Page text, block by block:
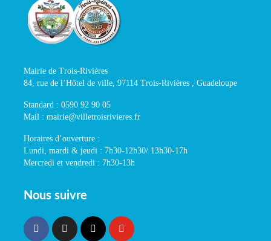
du certificat de radiation
91 03
École Primaire de Schœlcher – 0590 92
90 69
École Gérard Lauriette – 0590 92 91 32
École Primaire de Grande-Anse – 0590
92 91 02
fiche inscription TPS 2026-2027
fiche inscription école 2026-2027
Mairie de Trois-Rivières
84, rue de l’Hôtel de ville, 97114 Trois-Rivières , Guadeloupe
Standard : 0590 92 90 05
Mail : mairie@villetroisrivieres.fr
Horaires d’ouverture :
Lundi, mardi & jeudi : 7h30-12h30/ 13h30-17h
Mercredi et vendredi : 7h30-13h
Nous suivre